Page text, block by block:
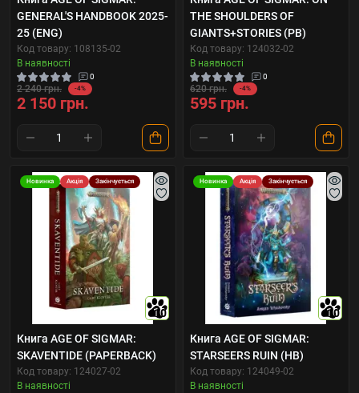
GENERAL'S HANDBOOK 2025-
25 (ENG)
Код товару: 108135-02
В наявності
0
2 240 грн. -4%
2 150 грн.
THE SHOULDERS OF
GIANTS+STORIES (PB)
Код товару: 124032-02
В наявності
0
620 грн. -4%
595 грн.
Новинка Акція Закінчується
10
Книга AGE OF SIGMAR:
SKAVENTIDE (PAPERBACK)
Код товару: 124027-02
В наявності
Новинка Акція Закінчується
10
Книга AGE OF SIGMAR:
STARSEERS RUIN (HB)
Код товару: 124049-02
В наявності